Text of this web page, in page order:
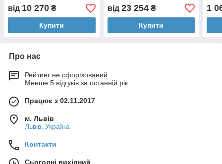
від 10 270 ₴
Купити
від 23 254₴
Купити
1
Про нас
Рейтинг не сформований
Менше 5 відгуків за останній рік
Працює з 02.11.2017
м. Львів
Львів, Україна
Контакти
Сьогодні вихідний